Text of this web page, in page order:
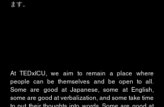
ます。
At TEDxICU, we aim to remain a place where
people can be themselves and be open to all.
Some are good at Japanese, some at English,
some are good at verbalization, and some take time